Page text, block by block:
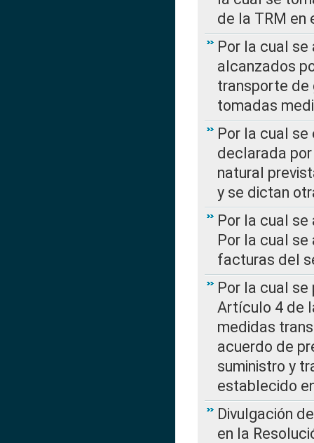
de la TRM en
Por la cual
alcanzados
transporte de
tomadas
Por la cual
declarada
natural
y se dictan
Por la cual se
Por la cual
facturas del
Por la cual
Artículo 4 de
medidas
acuerdo de
suministro y
establecido
Divulgación
en la